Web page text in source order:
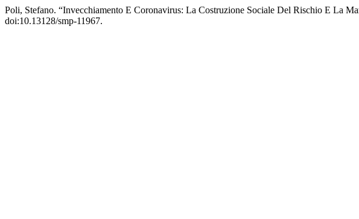
Poli, Stefano. “Invecchiamento E Coronavirus: La Costruzione Sociale Del Rischio E La
doi:10.13128/smp-11967.